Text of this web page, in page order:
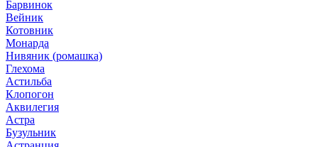
Барвинок
Вейник
Котовник
Монарда
Нивяник (ромашка)
Глехома
Астильба
Клопогон
Аквилегия
Астра
Бузульник